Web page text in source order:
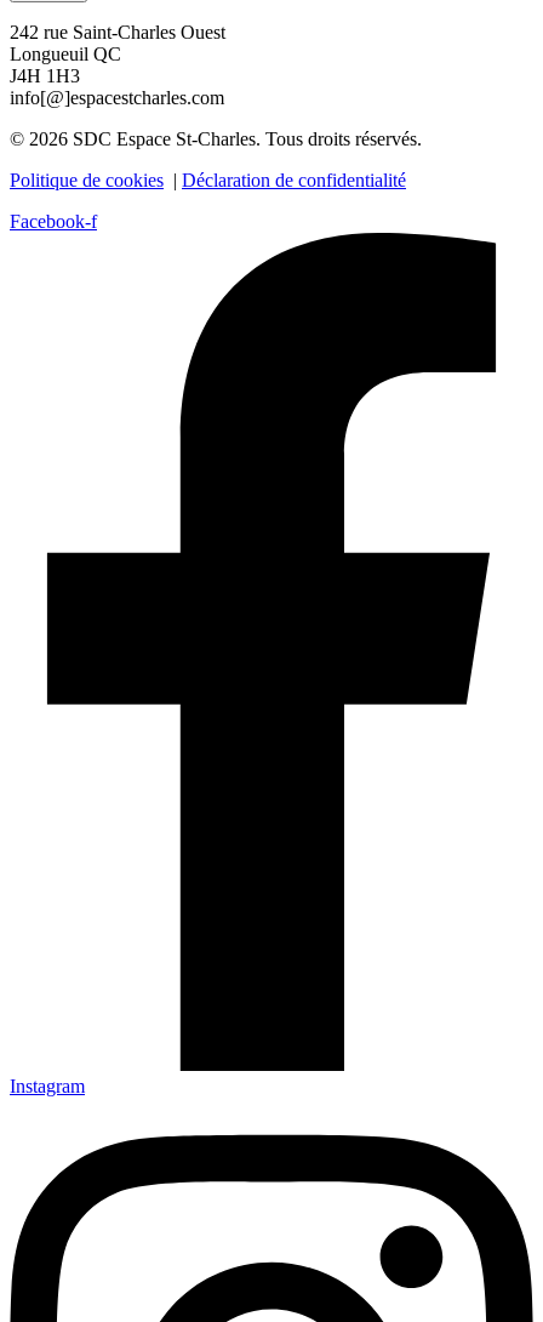
242 rue Saint-Charles Ouest
Longueuil QC
J4H 1H3
info[@]espacestcharles.com
© 2026 SDC Espace St-Charles. Tous droits réservés.
Politique de cookies | Déclaration de confidentialité
Facebook-f
Instagram